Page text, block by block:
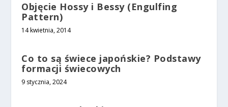
Objęcie Hossy i Bessy (Engulfing
Pattern)
14 kwietnia, 2014
Co to są świece japońskie? Podstawy
formacji świecowych
9 stycznia, 2024